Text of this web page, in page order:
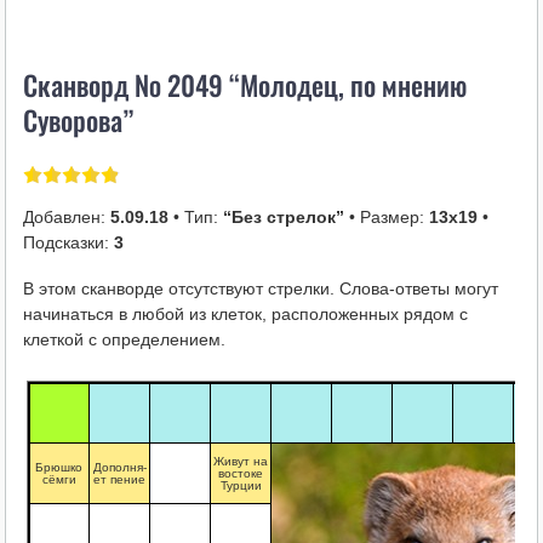
i
Сканворд № 2049 “Молодец, по мнению
Суворова”
Добавлен: 5.09.18• Тип: “Без стрелок” • Размер: 13х19•
Подсказки: 3
В этом сканворде отсутствуют стрелки. Слова-ответы могут
начинаться в любой из клеток, расположенных рядом с
клеткой с определением.
Брюшко
сёмги
Дополня-
ет пение
Живут на
востоке
Турции